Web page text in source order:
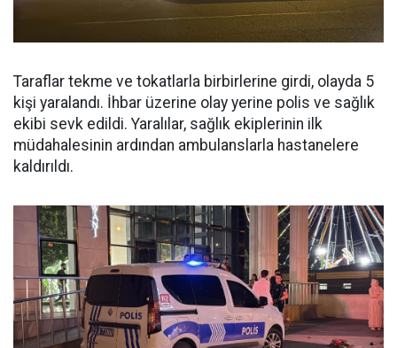
Taraflar tekme ve tokatlarla birbirlerine girdi, olayda 5
kişi yaralandı. İhbar üzerine olay yerine polis ve sağlık
ekibi sevk edildi. Yaralılar, sağlık ekiplerinin ilk
müdahalesinin ardından ambulanslarla hastanelere
kaldırıldı.